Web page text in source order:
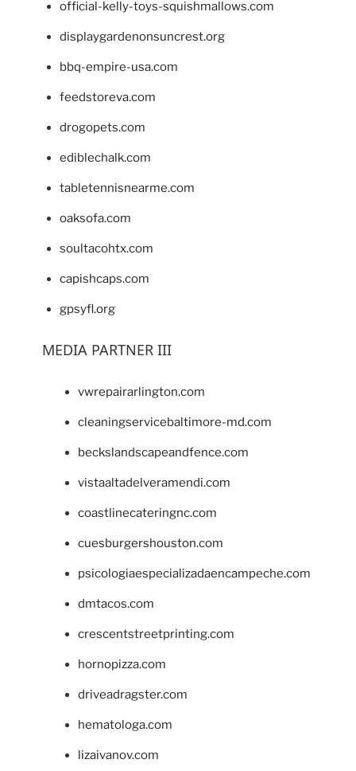
official-kelly-toys-squishmallows.com
displaygardenonsuncrest.org
bbq-empire-usa.com
feedstoreva.com
drogopets.com
ediblechalk.com
tabletennisnearme.com
oaksofa.com
soultacohtx.com
capishcaps.com
gpsyfl.org
MEDIA PARTNER III
vwrepairarlington.com
cleaningservicebaltimore-md.com
beckslandscapeandfence.com
vistaaltadelveramendi.com
coastlinecateringnc.com
cuesburgershouston.com
psicologiaespecializadaencampeche.com
dmtacos.com
crescentstreetprinting.com
hornopizza.com
driveadragster.com
hematologa.com
lizaivanov.com